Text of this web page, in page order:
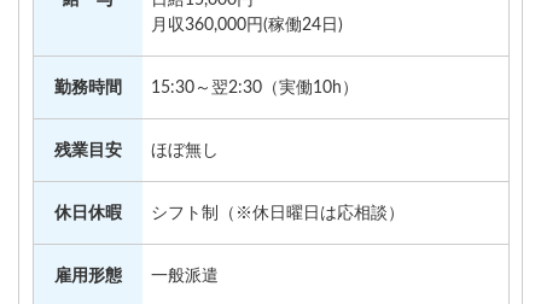
月収360,000円(稼働24日)
勤務時間 15:30～翌2:30（実働10h）
残業目安 ほぼ無し
休日休暇 シフト制（※休日曜日は応相談）
雇用形態 一般派遣